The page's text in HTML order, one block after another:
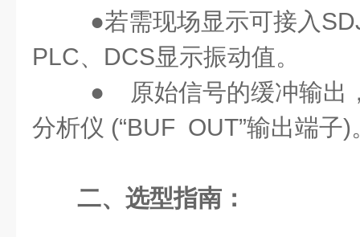
●若需现场显示可接入
PLC、DCS显示振动值。
●
原始信号的缓冲输出
分析仪 (“BUF OUT”输出端子)
二、选型指南：